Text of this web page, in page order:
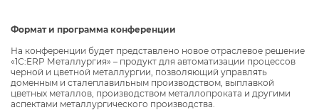
Формат и программа конференции
На конференции будет представлено новое отраслевое решение
«1С:ERP Металлургия» – продукт для автоматизации процессов
черной и цветной металлургии, позволяющий управлять
доменным и сталеплавильным производством, выплавкой
цветных металлов, производством металлопроката и другими
аспектами металлургического производства.